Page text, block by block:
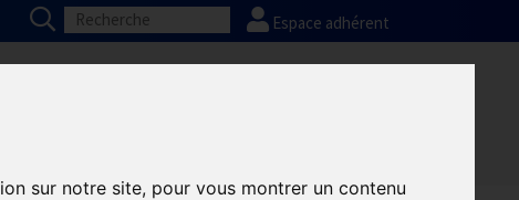
sur notre site, pour vous montrer un contenu
Espace adhérent